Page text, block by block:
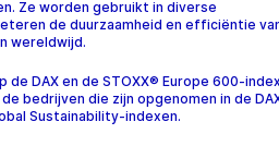
Ze worden gebruikt in diverse
de duurzaamheid en efficiëntie
wereldwijd.
de DAX en de STOXX® Europe 600-index
bedrijven die zijn opgenomen in de
Sustainability-indexen.